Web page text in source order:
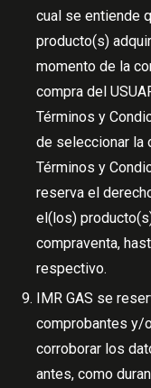
cual se entiende
producto(s)
momento de la
compra del
Términos y
de seleccionar la
Términos y
reserva el
el(los)
compraventa,
respectivo.
IMR GAS se
comprobantes y/
corroborar los
antes, como